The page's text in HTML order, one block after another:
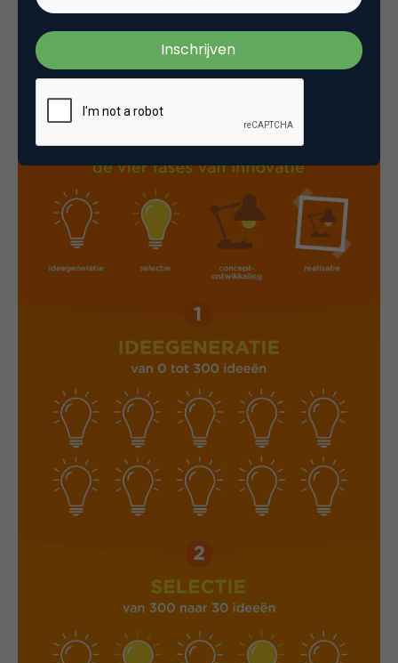
gecontroleerd honderden combineren, weer laten
vallen en de beste selecteren. Alles gefocust op
het ene briljante concept dat gaat vliegen.